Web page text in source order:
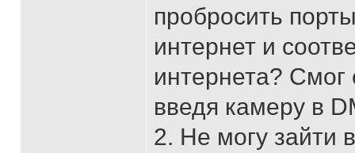
пробросить
интернет и
интернета? Смог
введя камеру в
2. Не могу зайти